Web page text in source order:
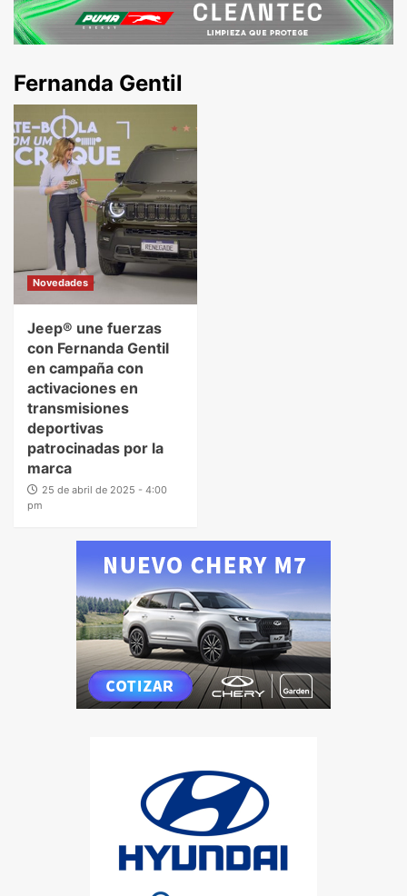
Fernanda Gentil
Novedades
Jeep® une fuerzas
con Fernanda Gentil
en campaña con
activaciones en
transmisiones
deportivas
patrocinadas por la
marca
25 de abril de 2025 - 4:00
pm